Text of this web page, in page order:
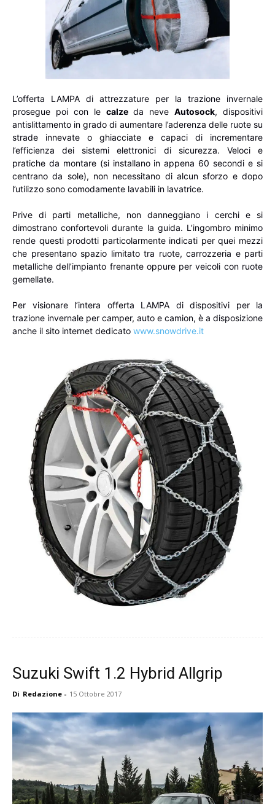
L’offerta LAMPA di attrezzature per la trazione invernale
prosegue poi con le calzeda neveAutosock, dispositivi
antislittamento in grado di aumentare l’aderenza delle ruote su
strade innevate o ghiacciate e capaci di incrementare
l’efficienza dei sistemi elettronici di sicurezza. Veloci e
pratiche da montare (si installano in appena 60 secondi e si
centrano da sole), non necessitano di alcun sforzo e dopo
l’utilizzo sono comodamente lavabili in lavatrice.
Prive di parti metalliche, non danneggiano i cerchi e si
dimostrano confortevoli durante la guida. L’ingombro minimo
rende questi prodotti particolarmente indicati per quei mezzi
che presentano spazio limitato tra ruote, carrozzeria e parti
metalliche dell’impianto frenante oppure per veicoli con ruote
gemellate.
Per visionare l’intera offerta LAMPA di dispositivi per la
trazione invernale per camper, auto e camion, è a disposizione
anche il sito internet dedicato www.snowdrive.it
Suzuki Swift 1.2 Hybrid Allgrip
Di Redazione - 15 Ottobre 2017